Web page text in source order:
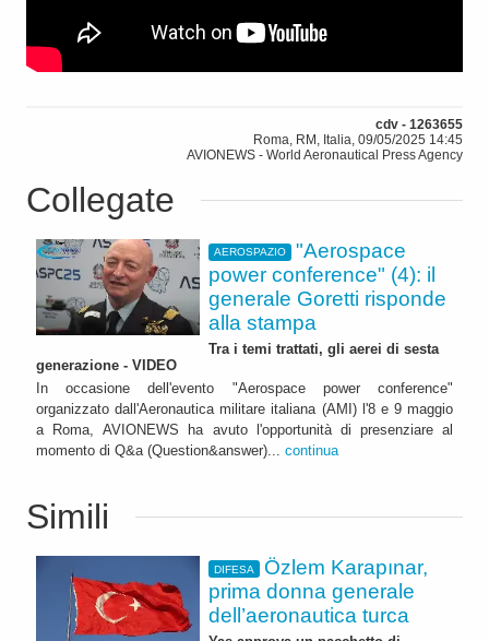
cdv - 1263655
Roma, RM, Italia, 09/05/2025 14:45
AVIONEWS - World Aeronautical Press Agency
Collegate
AEROSPAZIO
"Aerospace
power conference" (4): il
generale Goretti risponde
alla stampa
Tra i temi trattati, gli aerei di sesta
generazione - VIDEO
In occasione dell'evento "Aerospace power conference"
organizzato dall'Aeronautica militare italiana (AMI) l'8 e 9 maggio
a Roma, AVIONEWS ha avuto l'opportunità di presenziare al
momento di Q&a (Question&answer)... continua
Simili
DIFESA
Özlem Karapınar,
prima donna generale
dell’aeronautica turca